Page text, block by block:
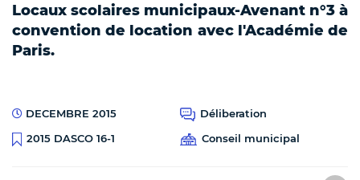
Locaux scolaires municipaux-Avenant n°3 à
convention de location avec l'Académie de
Paris.
DECEMBRE 2015
Déliberation
2015 DASCO 16-1
Conseil municipal